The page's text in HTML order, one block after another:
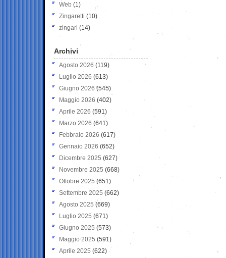
Web (1)
Zingaretti (10)
zingari (14)
Archivi
Agosto 2026 (119)
Luglio 2026 (613)
Giugno 2026 (545)
Maggio 2026 (402)
Aprile 2026 (591)
Marzo 2026 (641)
Febbraio 2026 (617)
Gennaio 2026 (652)
Dicembre 2025 (627)
Novembre 2025 (668)
Ottobre 2025 (651)
Settembre 2025 (662)
Agosto 2025 (669)
Luglio 2025 (671)
Giugno 2025 (573)
Maggio 2025 (591)
Aprile 2025 (622)